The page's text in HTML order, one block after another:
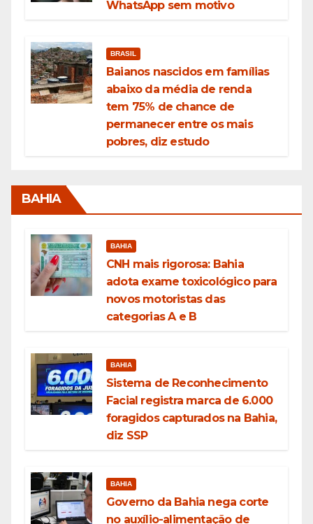
WhatsApp sem motivo
BRASIL
Baianos nascidos em famílias
abaixo da média de renda
tem 75% de chance de
permanecer entre os mais
pobres, diz estudo
BAHIA
BAHIA
CNH mais rigorosa: Bahia
adota exame toxicológico para
novos motoristas das
categorias A e B
BAHIA
Sistema de Reconhecimento
Facial registra marca de 6.000
foragidos capturados na Bahia,
diz SSP
BAHIA
Governo da Bahia nega corte
no auxílio-alimentação de